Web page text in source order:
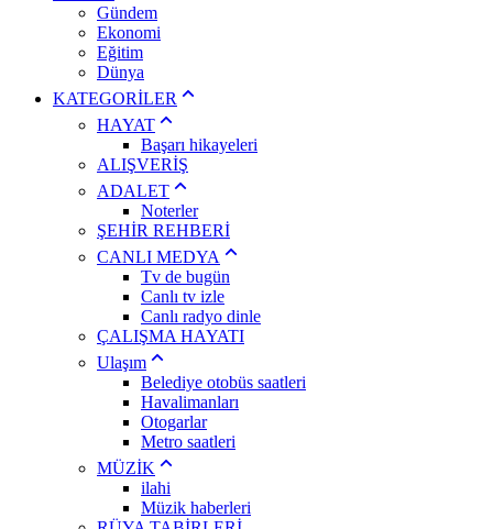
Gündem
Ekonomi
Eğitim
Dünya
KATEGORİLER
HAYAT
Başarı hikayeleri
ALIŞVERİŞ
ADALET
Noterler
ŞEHİR REHBERİ
CANLI MEDYA
Tv de bugün
Canlı tv izle
Canlı radyo dinle
ÇALIŞMA HAYATI
Ulaşım
Belediye otobüs saatleri
Havalimanları
Otogarlar
Metro saatleri
MÜZİK
ilahi
Müzik haberleri